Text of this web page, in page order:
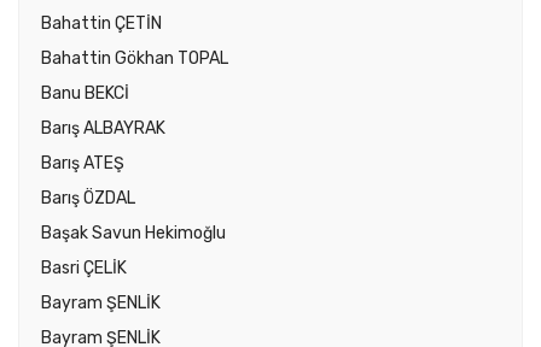
Bahattin ÇETİN
Bahattin Gökhan TOPAL
Banu BEKCİ
Barış ALBAYRAK
Barış ATEŞ
Barış ÖZDAL
Başak Savun Hekimoğlu
Basri ÇELİK
Bayram ŞENLİK
Bayram ŞENLİK